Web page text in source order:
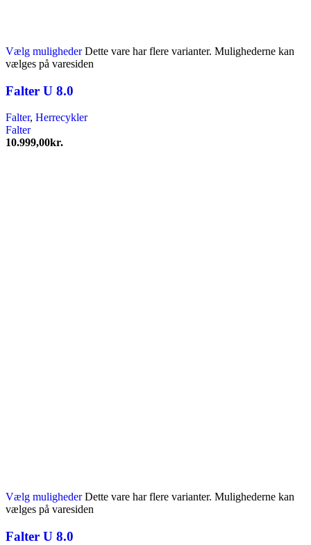
Vælg muligheder Dette vare har flere varianter. Mulighederne kan
vælges på varesiden
Falter U 8.0
Falter, Herrecykler
Falter
10.999,00kr.
Vælg muligheder Dette vare har flere varianter. Mulighederne kan
vælges på varesiden
Falter U 8.0